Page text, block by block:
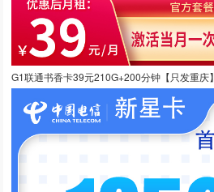
G1联通书香卡39元210G+200分钟【只发重庆】